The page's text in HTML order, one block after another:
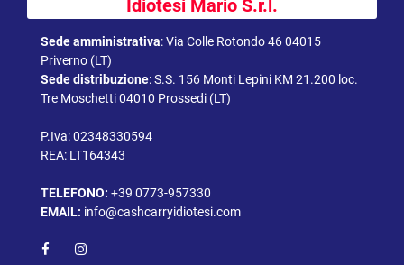
Idiotesi Mario S.r.l.
Sede amministrativa:Via Colle Rotondo 46 04015
Priverno (LT)
Sede distribuzione:S.S. 156 Monti Lepini KM 21.200 loc.
Tre Moschetti 04010 Prossedi (LT)
P.Iva: 02348330594
REA: LT164343
TELEFONO: +39 0773-957330
EMAIL: info@cashcarryidiotesi.com